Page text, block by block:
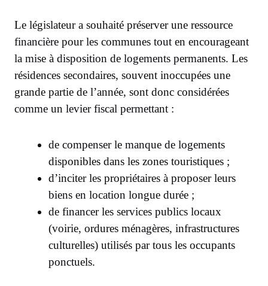
Le législateur a souhaité préserver une ressource
financière pour les communes tout en encourageant
la mise à disposition de logements permanents. Les
résidences secondaires, souvent inoccupées une
grande partie de l’année, sont donc considérées
comme un levier fiscal permettant :
de compenser le manque de logements
disponibles dans les zones touristiques ;
d’inciter les propriétaires à proposer leurs
biens en location longue durée ;
de financer les services publics locaux
(voirie, ordures ménagères, infrastructures
culturelles) utilisés par tous les occupants
ponctuels.